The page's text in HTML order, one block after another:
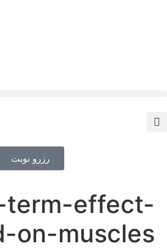
رزرو نوبت
term-effect-
on-muscles